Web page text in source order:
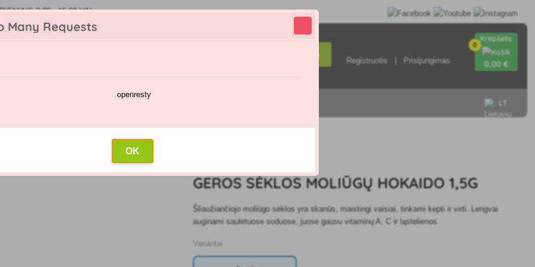
Many Requests
openresty
OK
9:00 - 16:00 VAL
Paieška
Registruotis Prisijungimas
0
Krepšelis
0,00 €
LT
sėklos Moliūgų Hokaido 1,5g
GEROS SĖKLOS MOLIŪGŲ HOKAIDO 1,5G
Šliaužiančiojo moliūgo sėklos yra skanūs, maistingi vaisiai, tinkami kepti ir virti. Lengvai
auginami saulėtuose soduose, juose gausu vitaminų A, C ir ląstelienos.
Variantai